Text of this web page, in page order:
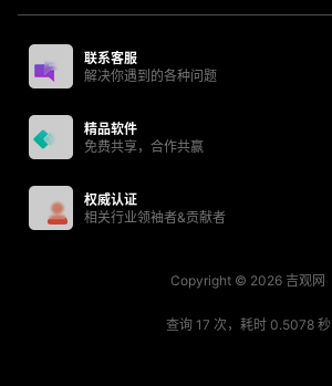
联系客服
解决你遇到的各种问题
精品软件
免费共享，合作共赢
权威认证
相关行业领袖者&贡献者
Copyright © 2026 吉观网
查询 17 次，耗时 0.5078 秒